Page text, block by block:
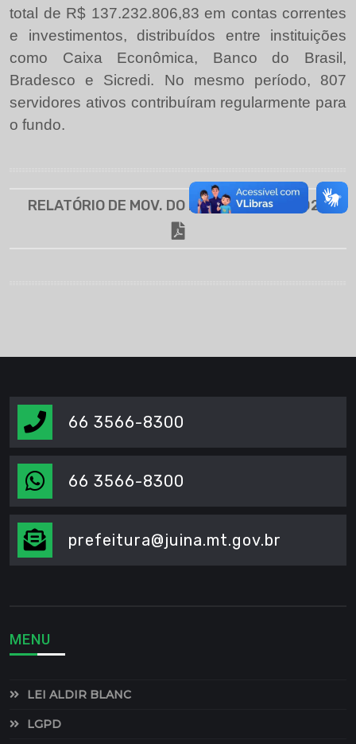
total de R$ 137.232.806,83 em contas correntes
e investimentos, distribuídos entre instituições
como Caixa Econômica, Banco do Brasil,
Bradesco e Sicredi. No mesmo período, 807
servidores ativos contribuíram regularmente para
o fundo.
RELATÓRIO DE MOV. DO PREVI, MÊS 08.2025
66 3566-8300
66 3566-8300
prefeitura@juina.mt.gov.br
MENU
LEI ALDIR BLANC
LGPD